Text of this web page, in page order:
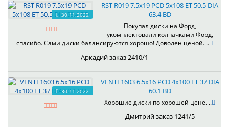
30.11.2022
RST R019 7.5x19 PCD 5x108 ET 50.5 DIA
63.4 BD
Покупал диски на Форд,
укомплектовали колпачками Форд,
спасибо. Сами диски балансируются хорошо! Доволен ценой. ..
Аркадий заказ 2410/1
30.11.2022
VENTI 1603 6.5x16 PCD 4x100 ET 37 DIA
60.1 BD
Хорошие диски по хорошей цене. ..
Дмитрий заказ 1241/5